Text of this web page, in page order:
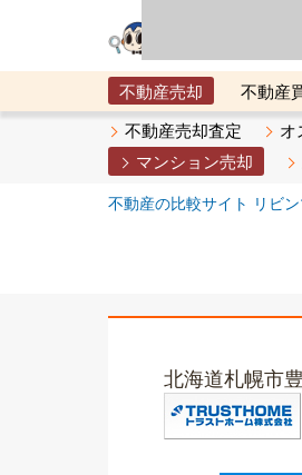
不動産売却 不動産
メタ住宅展示場
ベス
不動産売却査定 オ
マンション売却
不動産の比較サイト リビ
北海道札幌市